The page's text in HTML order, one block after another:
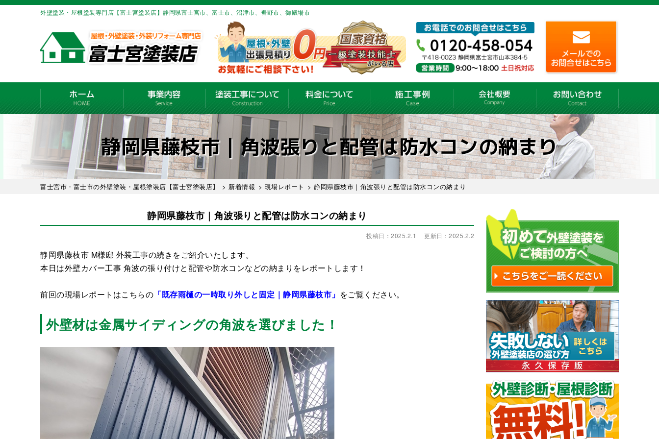
外壁塗装・屋根塗装専門店【富士宮塗装店】静岡県富士宮市、富士市、沼津市、裾野市、御殿場市
静岡県藤枝市｜角波張りと配管は防水コンの納まり
富士宮市・富士市の外壁塗装・屋根塗装店【富士宮塗装店】 > 新着情報 > 現場レポート > 静岡県藤枝市｜角波張りと配管は防水コンの納まり
静岡県藤枝市｜角波張りと配管は防水コンの納まり
投稿日：2025.2.1 更新日：2025.2.2
静岡県藤枝市 M様邸 外装工事の続きをご紹介いたします。
本日は外壁カバー工事 角波の張り付けと配管や防水コンなどの納まりをレポートします！
前回の現場レポートはこちらの 「既存雨樋の一時取り外しと固定｜静岡県藤枝市」 をご覧ください。
外壁材は金属サイディングの角波を選びました！